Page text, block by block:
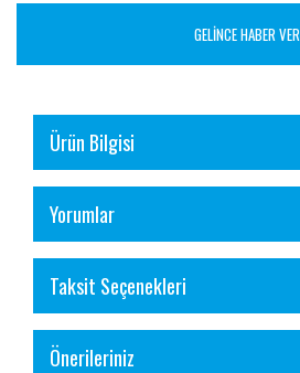
GELİNCE HABER VER
Ürün Bilgisi
Yorumlar
Taksit Seçenekleri
Önerileriniz